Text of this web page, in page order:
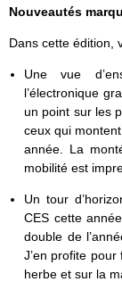
Nouveautés
Dans cette édition,
Une vue
l’électronique
un point sur les
ceux qui
année. La
mobilité est
Un tour
CES cette
double de
J’en profite
herbe et sur la